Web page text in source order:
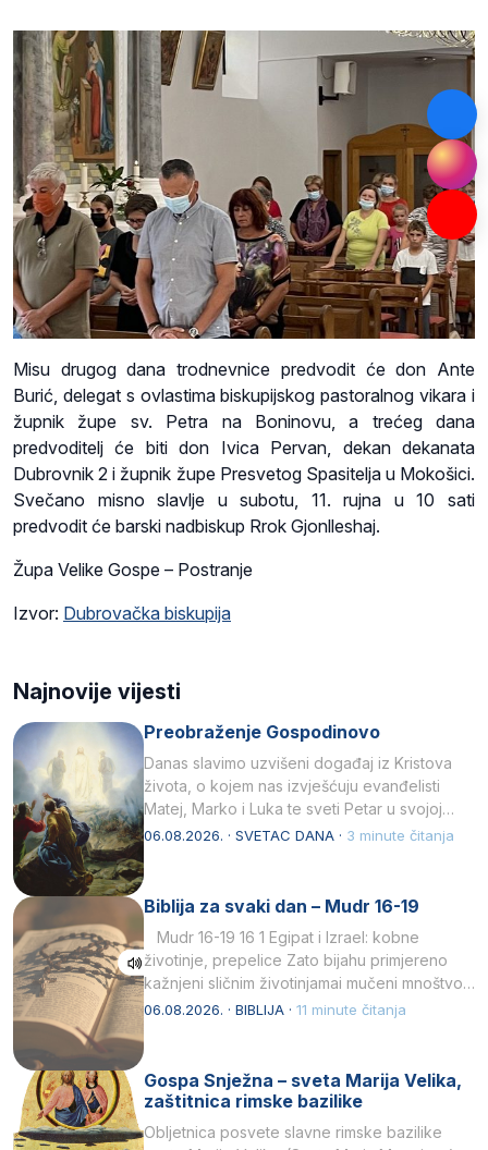
Misu drugog dana trodnevnice predvodit će don Ante
Burić, delegat s ovlastima biskupijskog pastoralnog vikara i
župnik župe sv. Petra na Boninovu, a trećeg dana
predvoditelj će biti don Ivica Pervan, dekan dekanata
Dubrovnik 2 i župnik župe Presvetog Spasitelja u Mokošici.
Svečano misno slavlje u subotu, 11. rujna u 10 sati
predvodit će barski nadbiskup Rrok Gjonlleshaj.
Župa Velike Gospe – Postranje
Izvor: Dubrovačka biskupija
Najnovije vijesti
Preobraženje Gospodinovo
Danas slavimo uzvišeni događaj iz Kristova
života, o kojem nas izvješćuju evanđelisti
Matej, Marko i Luka te sveti Petar u svojoj
drugoj…
06.08.2026. · SVETAC DANA · 3 minute čitanja
Biblija za svaki dan – Mudr 16-19
Mudr 16-19 16 1 Egipat i Izrael: kobne
životinje, prepelice Zato bijahu primjereno
kažnjeni sličnim životinjamai mučeni mnoštvom
kukaca.2 A narod…
06.08.2026. · BIBLIJA · 11 minute čitanja
Gospa Snježna – sveta Marija Velika,
zaštitnica rimske bazilike
Obljetnica posvete slavne rimske bazilike